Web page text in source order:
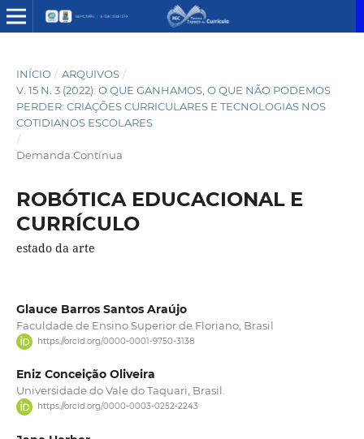
INÍCIO / ARQUIVOS /
V. 15 N. 3 (2022): O QUE GANHAMOS, O QUE NÃO PODEMOS
PERDER: CRIAÇÕES CURRICULARES E TECNOLOGIAS NOS
COTIDIANOS ESCOLARES
/
Demanda Contínua
ROBÓTICA EDUCACIONAL E
CURRÍCULO
estado da arte
Glauce Barros Santos Araújo
Faculdade de Ensino Superior de Floriano, Brasil
https://orcid.org/0000-0001-9750-3138
Eniz Conceição Oliveira
Universidade do Vale do Taquari, Brasil.
https://orcid.org/0000-0003-0252-2243